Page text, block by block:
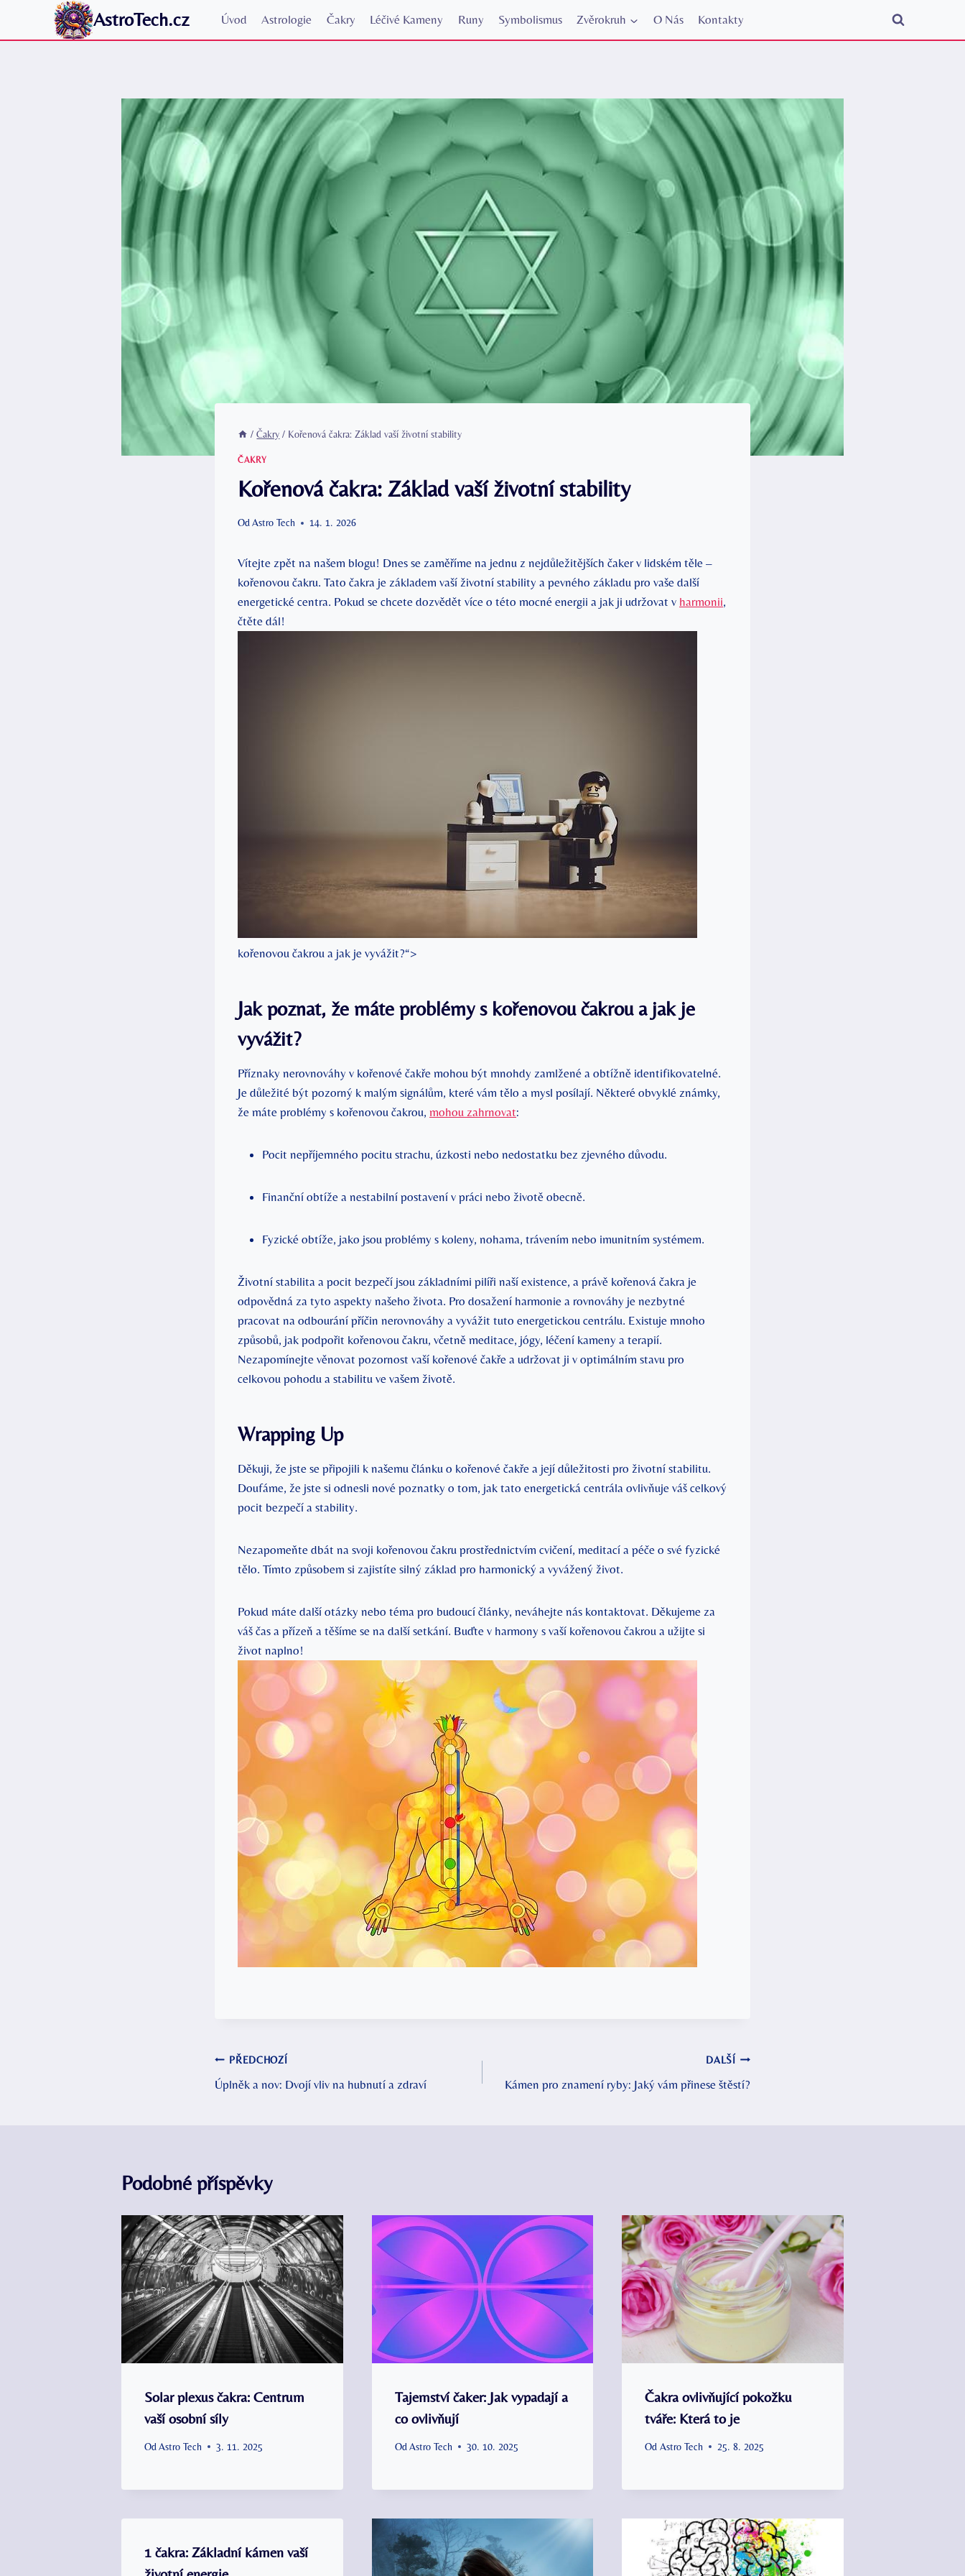
AstroTech.cz Úvod Astrologie Čakry Léčivé Kameny Runy Symbolismus Zvěrokruh O Nás Kontakty
/ Čakry / Kořenová čakra: Základ vaší životní stability
ČAKRY
Kořenová čakra: Základ vaší životní stability
OdAstro Tech 14. 1. 2026
Vítejte zpět na‌ našem blogu! Dnes se zaměříme na jednu z nejdůležitějších čaker v lidském těle –
kořenovou čakru. Tato čakra je základem vaší životní stability a pevného základu pro vaše další
energetické centra. Pokud se chcete dozvědět více‍ o této mocné energii a jak ji udržovat v harmonii,
čtěte dál!
kořenovou čakrou a jak je⁣ vyvážit?“>
Jak poznat, že máte problémy s kořenovou čakrou‌ a jak je
vyvážit?
Příznaky nerovnováhy v kořenové čakře mohou být mnohdy zamlžené a ⁢obtížně identifikovatelné.
Je⁣ důležité být pozorný k malým signálům, které vám tělo a mysl posílají. Některé obvyklé‍ známky,
že máte problémy s kořenovou čakrou, mohou zahrnovat:
Pocit nepříjemného‌ pocitu strachu, úzkosti nebo nedostatku bez zjevného ⁣důvodu.
Finanční obtíže a nestabilní ‍postavení ​v práci nebo životě obecně.
Fyzické obtíže, jako jsou problémy s koleny, nohama, trávením nebo ⁣imunitním systémem.
Životní stabilita a pocit bezpečí jsou základními pilíři naší existence, ​a právě kořenová čakra je
odpovědná za tyto aspekty našeho života. Pro dosažení harmonie ‍a rovnováhy je nezbytné‌
pracovat na odbourání příčin nerovnováhy a vyvážit tuto energetickou centrálu. Existuje mnoho
způsobů, jak podpořit⁢ kořenovou čakru, včetně meditace, jógy, léčení kameny a terapií.
Nezapomínejte ‍věnovat pozornost vaší kořenové čakře a udržovat ji ‌v optimálním stavu pro
celkovou pohodu a stabilitu ve vašem životě.
Wrapping Up
Děkuji, že ​jste se ⁣připojili k našemu článku o kořenové čakře a její důležitosti pro životní stabilitu.
Doufáme, že jste​ si odnesli nové poznatky o tom, jak tato energetická centrála ovlivňuje váš celkový
pocit bezpečí a stability.
Nezapomeňte⁣ dbát na svoji kořenovou⁣ čakru prostřednictvím cvičení, meditací a péče o své‍ fyzické
tělo. Tímto způsobem si zajistíte silný základ pro harmonický a vyvážený ‌život.
Pokud máte další otázky nebo téma pro budoucí ⁤články, neváhejte nás kontaktovat. Děkujeme za
váš čas a přízeň a‍ těšíme se na další setkání. Buďte v harmony s vaší kořenovou čakrou‍ a užijte si
život naplno!
Navigace
pro
PŘEDCHOZÍ
Úplněk a nov: Dvojí vliv na hubnutí a zdraví
DALŠÍ
Kámen pro znamení ryby: Jaký vám přinese štěstí?
Podobné příspěvky
Solar plexus čakra: Centrum
vaší osobní síly
Od Astro Tech 3. 11. 2025
Tajemství čaker: Jak vypadají a
co ovlivňují
Od Astro Tech 30. 10. 2025
Čakra ovlivňující pokožku
tváře: Která to je
Od Astro Tech 25. 8. 2025
1 čakra: Základní kámen vaší